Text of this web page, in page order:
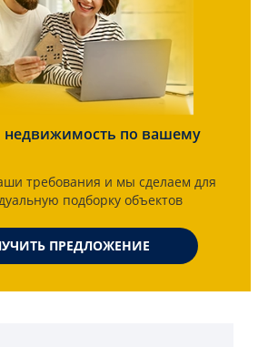
недвижимость по вашему
требования и мы сделаем для
подборку объектов
ПРЕДЛОЖЕНИЕ